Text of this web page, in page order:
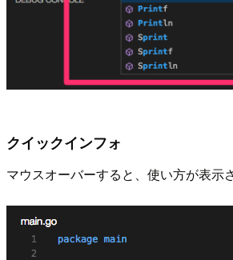
クイックインフォ
マウスオーバーすると、使い方が表示